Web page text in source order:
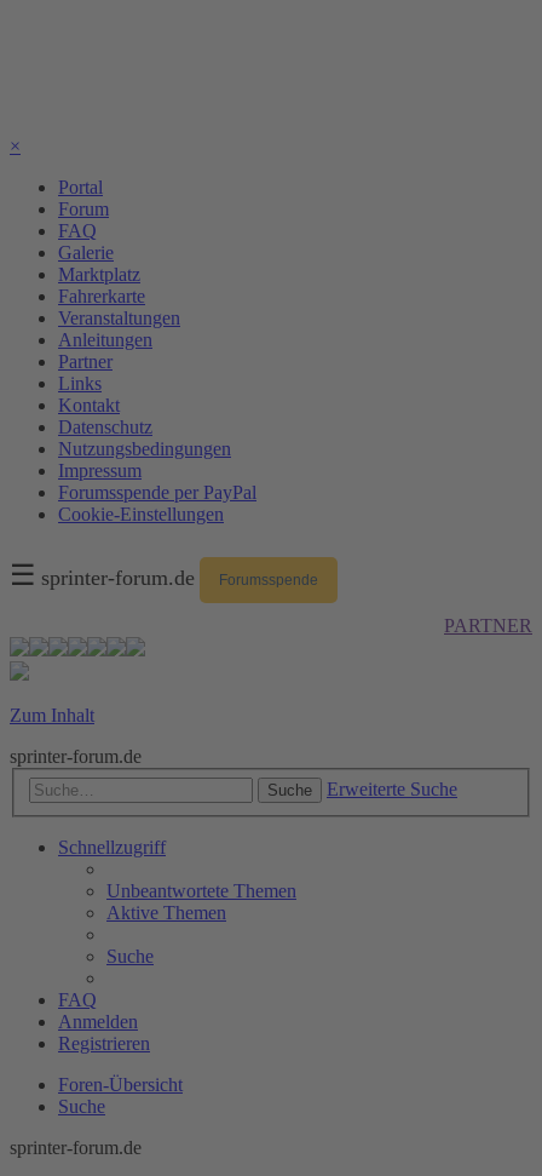
×
Portal
Forum
FAQ
Galerie
Marktplatz
Fahrerkarte
Veranstaltungen
Anleitungen
Partner
Links
Kontakt
Datenschutz
Nutzungsbedingungen
Impressum
Forumsspende per PayPal
Cookie-Einstellungen
☰ sprinter-forum.de Forumsspende
PARTNER
Zum Inhalt
sprinter-forum.de
Suche Erweiterte Suche
Schnellzugriff
Unbeantwortete Themen
Aktive Themen
Suche
FAQ
Anmelden
Registrieren
Foren-Übersicht
Suche
sprinter-forum.de